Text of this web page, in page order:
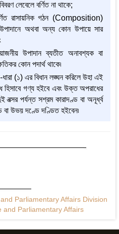
লেবেলে বর্ণিত না থাকে;
রাসায়নিক গঠন (Composition)
উপাদানে অথবা অন্য কোন উপায়ে সার
উপাদান ব্যতীত অনাবশ্যক বা
কোন পদার্থ থাকে৷
(১) এর বিধান লঙ্ঘন করিলে উহা এই
গণ্য হইবে এবং উক্ত অপরাধের
পর্যন্ত সশ্রম কারাদণ্ড বা অনূর্ধ্ব
বা উভয় দণ্ডে দণ্ডিত হইবেন৷
Parliamentary Affairs Division
and Parliamentary Affairs